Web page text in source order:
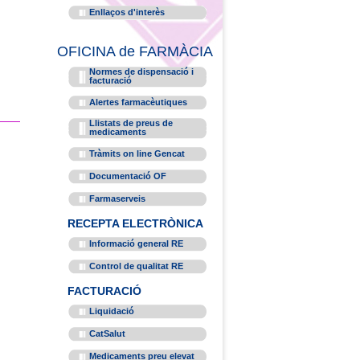
Enllaços d'interès
OFICINA de FARMÀCIA
Normes de dispensació i
facturació
Alertes farmacèutiques
Llistats de preus de
medicaments
Tràmits on line Gencat
Documentació OF
Farmaserveis
RECEPTA ELECTRÒNICA
Informació general RE
Control de qualitat RE
FACTURACIÓ
Liquidació
CatSalut
Medicaments preu elevat